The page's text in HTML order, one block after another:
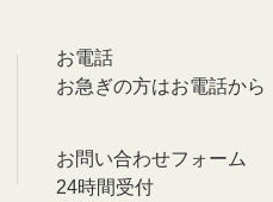
お電話
お急ぎの方はお電話から
お問い合わせフォーム
24時間受付